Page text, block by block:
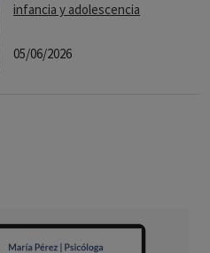
infancia y adolescencia
05/06/2026